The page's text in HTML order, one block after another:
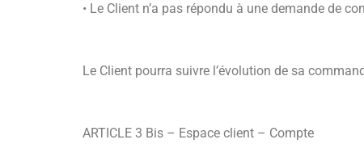
• Le Client n’a pas répondu à une demande de
Le Client pourra suivre l’évolution de sa
ARTICLE 3 Bis – Espace client – Compte